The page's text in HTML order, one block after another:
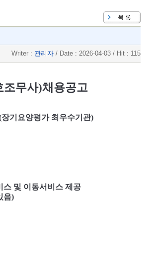
Writer : 관리자/ Date : 2026-04-03 / Hit : 115
조무사)채용공고
장기요양평가 최우수기관)
스 및 이동서비스 제공
음)